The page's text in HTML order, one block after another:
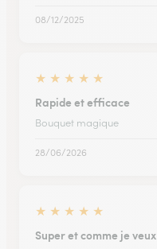
08/12/2025
★ ★ ★ ★ ★
Rapide et efficace
Bouquet magique
28/06/2026
★ ★ ★ ★ ★
Super et comme je veux